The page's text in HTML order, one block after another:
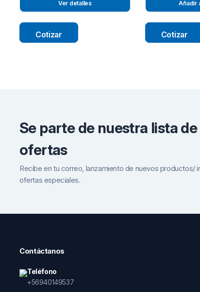
Ver detalles
Cotizar
Añadir
Cotizar
Se parte de nuestra lista
ofertas
Recibe en tu correo, lanzamiento de nuevos productos/
ofertas especiales.
Contáctanos
Teléfono
+56940149537